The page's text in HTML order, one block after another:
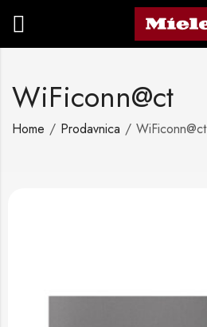
WiFiconn@ct
Home Prodavnica WiFiconn@ct